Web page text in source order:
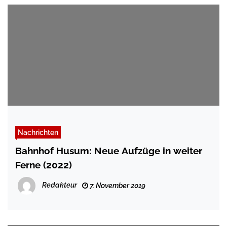
Nachrichten
Bahnhof Husum: Neue Aufzüge in weiter
Ferne (2022)
Redakteur 7. November 2019